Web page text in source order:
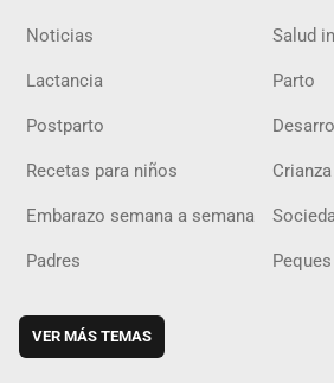
Noticias Salud
Lactancia Parto
Postparto
Recetas para niños
Embarazo semana a semana
Padres
VER MÁS TEMAS